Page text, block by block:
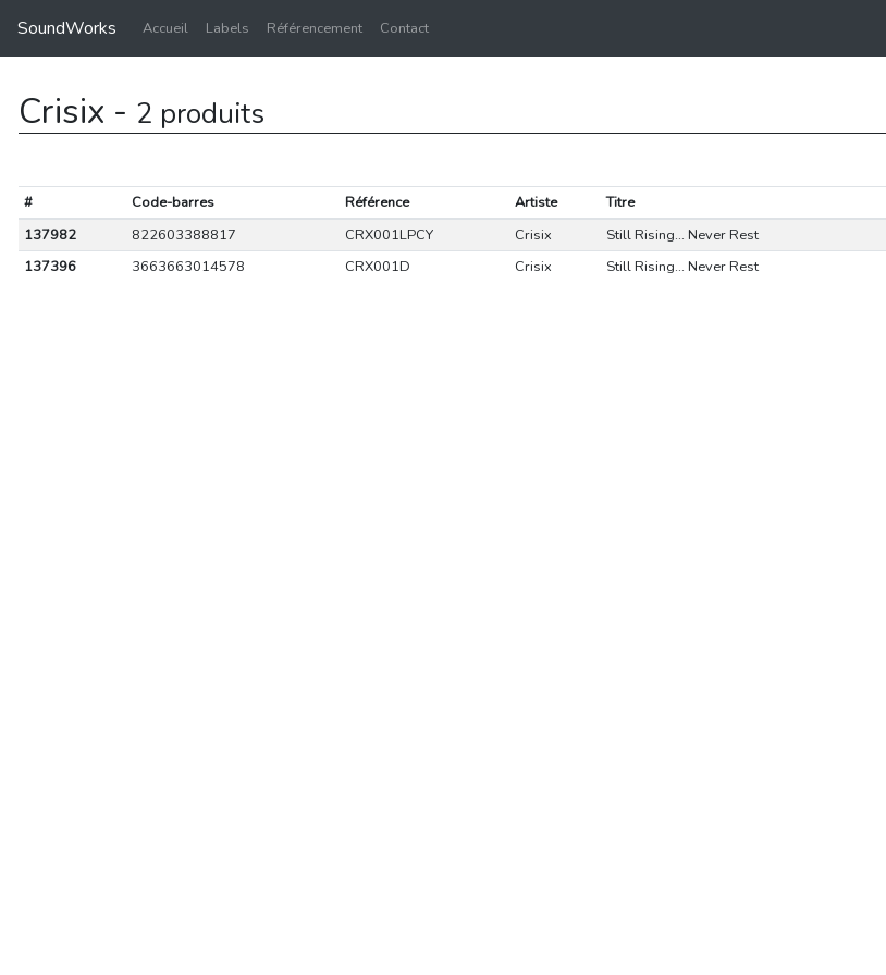
SoundWorks Accueil Labels Référencement Contact
Crisix - 2 produits
# Code-barres Référence Artiste Titre
137982
822603388817 CRX001LPCY Crisix Still Rising... Never Rest
137396
3663663014578 CRX001D Crisix Still Rising... Never Rest